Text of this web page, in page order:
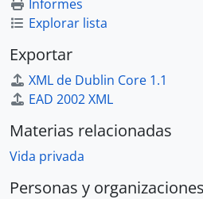
Informes
Explorar lista
Exportar
XML de Dublin Core 1.1
EAD 2002 XML
Materias relacionadas
Vida privada
Personas y